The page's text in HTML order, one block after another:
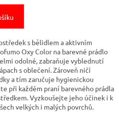
s bělidlem a aktivním
Oxy Color na barevné prádlo
odolné, zabraňuje vyblednutí
s oblečení. Zároveň ničí
a tím zaručuje hygienickou
při každém praní barevného prádla
Vyzkoušejte jeho účinek i k
velkých i malých povrchů.